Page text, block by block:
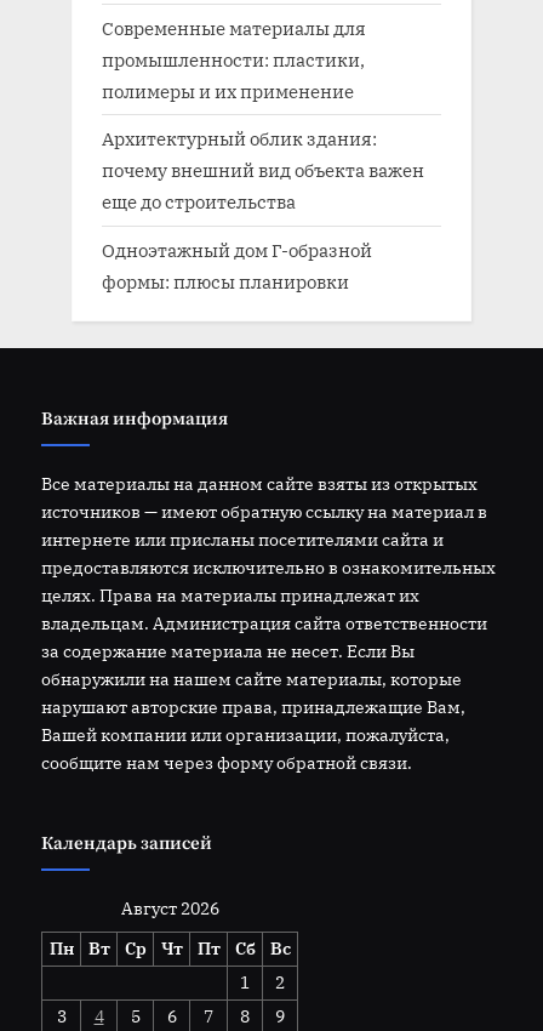
Современные материалы для
промышленности: пластики,
полимеры и их применение
Архитектурный облик здания:
почему внешний вид объекта важен
еще до строительства
Одноэтажный дом Г-образной
формы: плюсы планировки
Важная информация
Все материалы на данном сайте взяты из открытых
источников — имеют обратную ссылку на материал в
интернете или присланы посетителями сайта и
предоставляются исключительно в ознакомительных
целях. Права на материалы принадлежат их
владельцам. Администрация сайта ответственности
за содержание материала не несет. Если Вы
обнаружили на нашем сайте материалы, которые
нарушают авторские права, принадлежащие Вам,
Вашей компании или организации, пожалуйста,
сообщите нам через форму обратной связи.
Календарь записей
Август 2026
Пн
Вт Ср Чт Пт Сб
Вс
1
2
3
4 5 6 7 8 9